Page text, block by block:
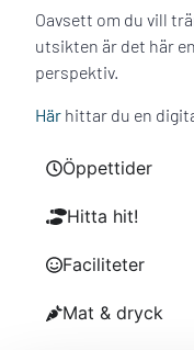
Oavsett om du vill
utsikten är det här
perspektiv.
Här hittar du en
Öppettider
Hitta hit!
Faciliteter
Mat & dryck